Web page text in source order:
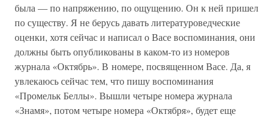
была — по напряжению, по ощущению. Он к ней пришел
по существу. Я не берусь давать литературоведческие
оценки, хотя сейчас и написал о Васе воспоминания, они
должны быть опубликованы в каком-то из номеров
журнала «Октябрь». В номере, посвященном Васе. Да, я
увлекаюсь сейчас тем, что пишу воспоминания
«Промельк Беллы». Вышли четыре номера журнала
«Знамя», потом четыре номера «Октября», будет еще